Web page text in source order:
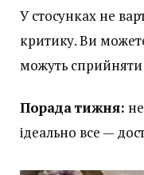
У стосунках не
критику. Ви
можуть сприйняти
Порада тижня:
ідеально все —